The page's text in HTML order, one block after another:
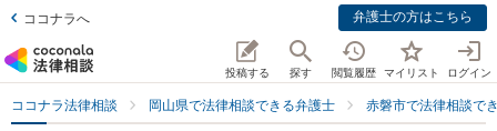
ココナラへ 弁護士の方はこちら
投稿する 探す 閲覧履歴 マイリスト ログイン
ココナラ法律相談 岡山県で法律相談できる弁護士 赤磐市で法律相談で